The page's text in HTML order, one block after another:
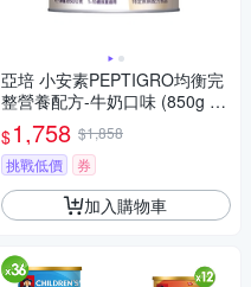
亞培 小安素PEPTIGRO均衡完
整營養配方-牛奶口味 (850g x
2入)
$1,758 $1,858
挑戰低價
券
加入購物車